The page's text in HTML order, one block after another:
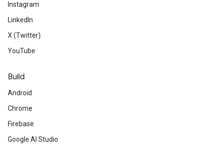
Instagram
LinkedIn
X (Twitter)
YouTube
Build
Android
Chrome
Firebase
Google AI Studio